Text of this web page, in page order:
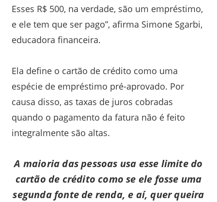
Esses R$ 500, na verdade, são um empréstimo,
e ele tem que ser pago”, afirma Simone Sgarbi,
educadora financeira.
Ela define o cartão de crédito como uma
espécie de empréstimo pré-aprovado. Por
causa disso, as taxas de juros cobradas
quando o pagamento da fatura não é feito
integralmente são altas.
A maioria das pessoas usa esse limite do
cartão de crédito como se ele fosse uma
segunda fonte de renda, e aí, quer queira